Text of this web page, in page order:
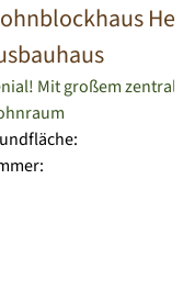
Mit großem